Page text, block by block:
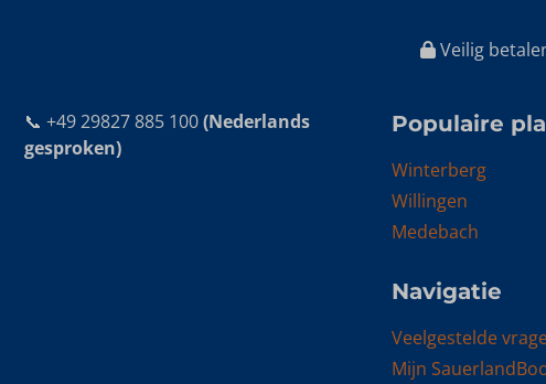
Veilig
📞 +49 29827 885 100(Nederlands
gesproken)
Populaire
Winterberg
Willingen
Medebach
Navigatie
Veelgestelde
Mijn